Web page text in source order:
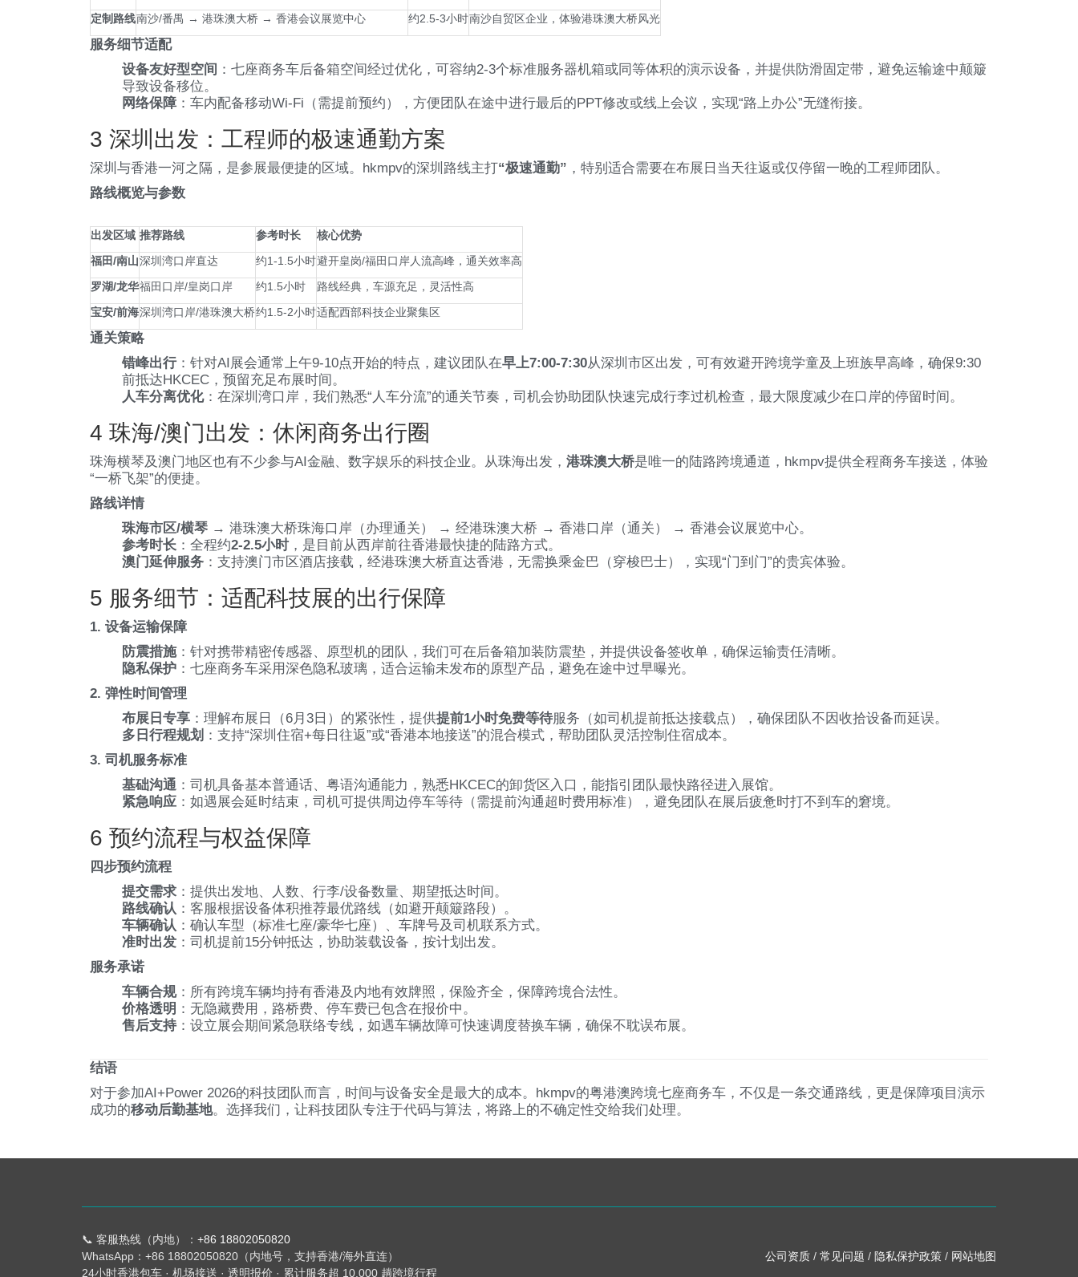
定制路线南沙/番禺 → 港珠澳大桥 → 香港会议展览中心 约2.5-3小时南沙自贸区企业，体验港珠澳大桥风光
服务细节适配
设备友好型空间 ：七座商务车后备箱空间经过优化，可容纳2-3个标准服务器机箱或同等体积的演示设备，并提供防滑固定带，避免运输途中颠簸
导致设备移位。
网络保障 ：车内配备移动Wi-Fi（需提前预约），方便团队在途中进行最后的PPT修改或线上会议，实现“路上办公”无缝衔接。
3 深圳出发：工程师的极速通勤方案
深圳与香港一河之隔，是参展最便捷的区域。hkmpv的深圳路线主打“极速通勤” ，特别适合需要在布展日当天往返或仅停留一晚的工程师团队。
路线概览与参数
出发区域 推荐路线 参考时长
核心优势
福田/南山深圳湾口岸直达 约1-1.5小时避开皇岗/福田口岸人流高峰，通关效率高
罗湖/龙华福田口岸/皇岗口岸 约1.5小时
路线经典，车源充足，灵活性高
宝安/前海深圳湾口岸/港珠澳大桥约1.5-2小时适配西部科技企业聚集区
通关策略
错峰出行：针对AI展会通常上午9-10点开始的特点，建议团队在早上7:00-7:30从深圳市区出发，可有效避开跨境学童及上班族早高峰，确保9:30
前抵达HKCEC，预留充足布展时间。
人车分离优化：在深圳湾口岸，我们熟悉“人车分流”的通关节奏，司机会协助团队快速完成行李过机检查，最大限度减少在口岸的停留时间。
4 珠海/澳门出发：休闲商务出行圈
珠海横琴及澳门地区也有不少参与AI金融、数字娱乐的科技企业。从珠海出发， 港珠澳大桥是唯一的陆路跨境通道，hkmpv提供全程商务车接送，体验
“一桥飞架”的便捷。
路线详情
珠海市区/横琴 → 港珠澳大桥珠海口岸（办理通关） → 经港珠澳大桥 → 香港口岸（通关） → 香港会议展览中心。
参考时长 ：全程约2-2.5小时，是目前从西岸前往香港最快捷的陆路方式。
澳门延伸服务 ：支持澳门市区酒店接载，经港珠澳大桥直达香港，无需换乘金巴（穿梭巴士），实现“门到门”的贵宾体验。
5 服务细节：适配科技展的出行保障
1. 设备运输保障
防震措施：针对携带精密传感器、原型机的团队，我们可在后备箱加装防震垫，并提供设备签收单，确保运输责任清晰。
隐私保护 ：七座商务车采用深色隐私玻璃，适合运输未发布的原型产品，避免在途中过早曝光。
2. 弹性时间管理
布展日专享 ：理解布展日（6月3日）的紧张性，提供提前1小时免费等待服务（如司机提前抵达接载点），确保团队不因收拾设备而延误。
多日行程规划 ：支持“深圳住宿+每日往返”或“香港本地接送”的混合模式，帮助团队灵活控制住宿成本。
3. 司机服务标准
基础沟通 ：司机具备基本普通话、粤语沟通能力，熟悉HKCEC的卸货区入口，能指引团队最快路径进入展馆。
紧急响应 ：如遇展会延时结束，司机可提供周边停车等待（需提前沟通超时费用标准），避免团队在展后疲惫时打不到车的窘境。
6 预约流程与权益保障
四步预约流程
提交需求 ：提供出发地、人数、行李/设备数量、期望抵达时间。
路线确认 ：客服根据设备体积推荐最优路线（如避开颠簸路段）。
车辆确认 ：确认车型（标准七座/豪华七座）、车牌号及司机联系方式。
准时出发 ：司机提前15分钟抵达，协助装载设备，按计划出发。
服务承诺
车辆合规：所有跨境车辆均持有香港及内地有效牌照，保险齐全，保障跨境合法性。
价格透明 ：无隐藏费用，路桥费、停车费已包含在报价中。
售后支持：设立展会期间紧急联络专线，如遇车辆故障可快速调度替换车辆，确保不耽误布展。
结语
对于参加AI+Power 2026的科技团队而言，时间与设备安全是最大的成本。hkmpv的粤港澳跨境七座商务车，不仅是一条交通路线，更是保障项目演示
成功的移动后勤基地。选择我们，让科技团队专注于代码与算法，将路上的不确定性交给我们处理。
📞 客服热线（内地）： +86 18802050820
WhatsApp：+86 18802050820（内地号，支持香港/海外直连）
24小时香港包车 · 机场接送 · 透明报价 · 累计服务超 10,000 趟跨境行程
公司资质 / 常见问题 / 隐私保护政策 / 网站地图